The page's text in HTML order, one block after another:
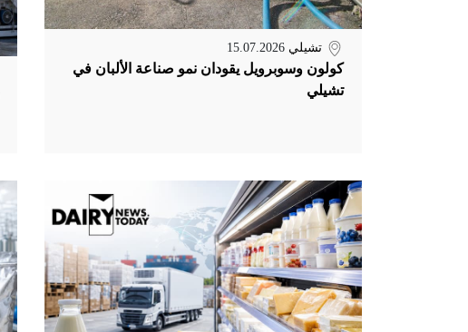
تشيلي 15.07.2026
كولون وسوبرويل يقودان نمو صناعة الألبان في
تشيلي